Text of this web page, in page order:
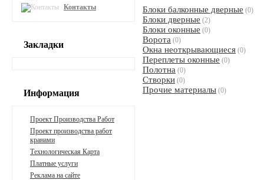
Блоки балконные дверные (0)
Блоки дверные (2)
Блоки оконные (0)
Ворота (0)
Окна неоткрывающиеся (0)
Переплеты оконные (0)
Полотна (0)
Створки (0)
Прочие материалы (0)
Контакты
Закладки
Информация
Проект Производства Работ
Проект производства работ
кранами
Технологическая Карта
Платные услуги
Реклама на сайте